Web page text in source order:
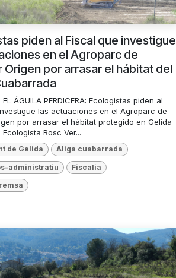
piden al Fiscal que investigue
en el Agroparc de
Origen por arrasar el hábitat del
EL ÁGUILA PERDICERA: Ecologistas piden al
las actuaciones en el Agroparc de
por arrasar el hábitat protegido en Gelida
Bosc Ver...
de Gelida Aliga cuabarrada
administratiu Fiscalia